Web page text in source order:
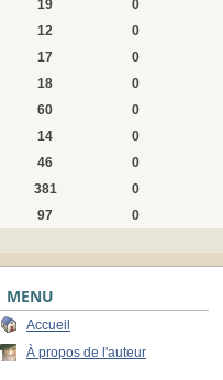
19
0
12
0
17
0
18
0
60
0
14
0
46
0
381
0
97 0
MENU
Accueil
À propos de l'auteur